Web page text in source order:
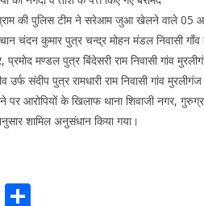
की पुलिस टीम ने सरेआम जुआ खेलने वाले 05
चंदन कुमार पुत्र चन्द्र मोहन मंडल निवासी गाँव
प्रमोद मण्डल पुत्र बिंदेसरी राम निवासी गांव
उर्फ संदीप पुत्र रामधारी राम निवासी गांव
आरोपियों के खिलाफ थाना शिवाजी नगर,
शामिल अनुसंधान किया गया।
E